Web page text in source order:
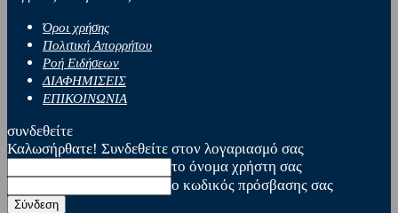
Όροι χρήσης
Πολιτική Απορρήτου
Ροή Ειδήσεων
ΔΙΑΦΗΜΙΣΕΙΣ
ΕΠΙΚΟΙΝΩΝΙΑ
συνδεθείτε
Καλωσήρθατε! Συνδεθείτε στον λογαριασμό σας
το όνομα χρήστη σας
ο κωδικός πρόσβασης σας